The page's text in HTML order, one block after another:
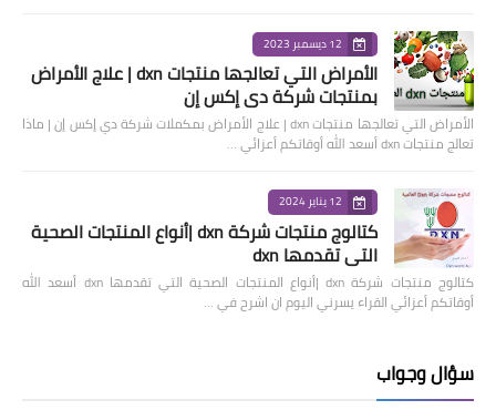
12 ديسمبر 2023
الأمراض التي تعالجها منتجات dxn | علاج الأمراض
بمنتجات شركة دي إكس إن
الأمراض التي تعالجها منتجات dxn | علاج الأمراض بمكملات شركة دي إكس إن | ماذا
تعالج منتجات dxn أسعد الله أوقاتكم أعزائي …
12 يناير 2024
كتالوج منتجات شركة dxn |أنواع المنتجات الصحية
التي تقدمها dxn
كتالوج منتجات شركة dxn |أنواع المنتجات الصحية التي تقدمها dxn أسعد الله
أوقاتكم أعزائي القراء يسرني اليوم ان اشرح في …
سؤال وجواب